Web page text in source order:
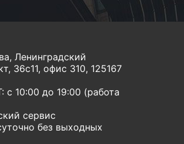
Ленинградский
36с11, офис 310, 125167
с 10:00 до 19:00 (работа
сервис
без выходных